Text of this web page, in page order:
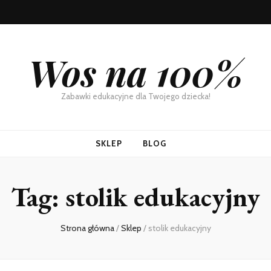
Wos na 100%
Zabawki edukacyjne dla Twojego dziecka!
SKLEP BLOG
Tag: stolik edukacyjny
Strona główna/Sklep / stolik edukacyjny